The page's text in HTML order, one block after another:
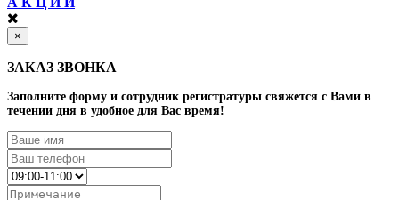
×
ЗАКАЗ ЗВОНКА
Заполните форму и сотрудник регистратуры свяжется с Вами в
течении дня в удобное для Вас время!